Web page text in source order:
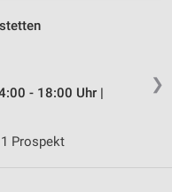
❯
- 18:00 Uhr |
Prospekt